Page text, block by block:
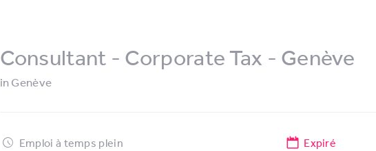
Consultant - Corporate Tax - Genève
inGenève
Emploi à temps plein Expiré